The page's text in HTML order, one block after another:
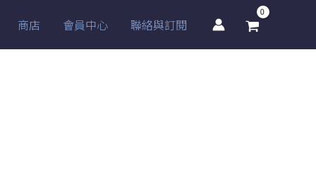
商店 會員中心 聯絡與訂閱